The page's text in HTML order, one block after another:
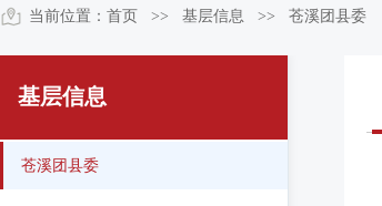
当前位置： 首页 >> 基层信息 >> 苍溪团县委
基层信息
苍溪团县委